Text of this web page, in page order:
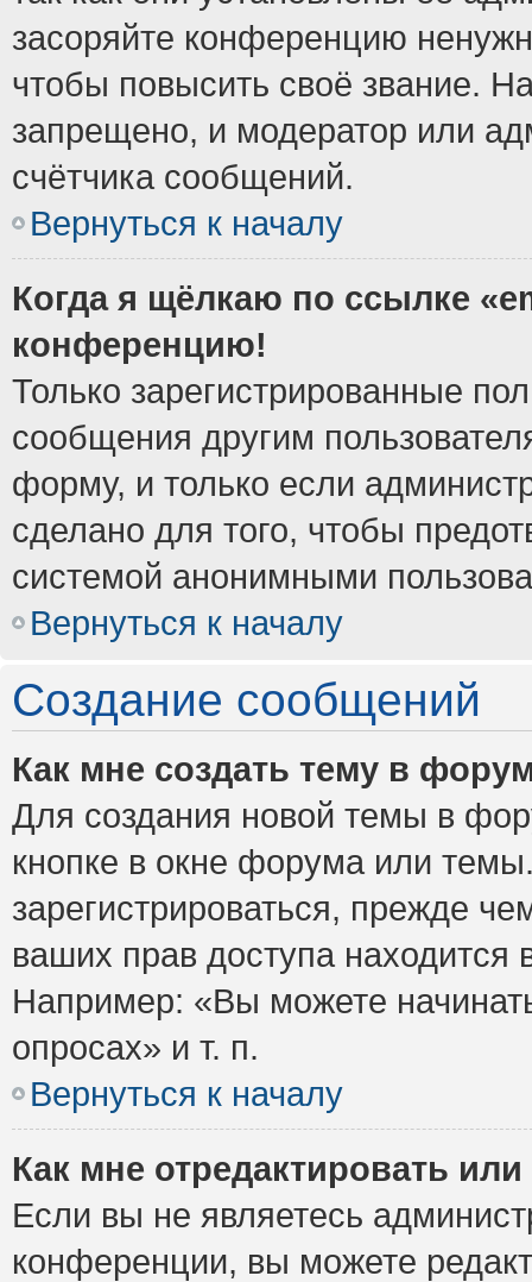
засоряйте конференцию
чтобы повысить своё звание.
запрещено, и модератор или
счётчика сообщений.
Вернуться к началу
Когда я щёлкаю по ссылке
конференцию!
Только зарегистрированные
сообщения другим
форму, и только если
сделано для того, чтобы
системой анонимными
Вернуться к началу
Создание сообщений
Как мне создать тему в
Для создания новой темы в
кнопке в окне форума или
зарегистрироваться, прежде
ваших прав доступа
Например: «Вы можете
опросах» и т. п.
Вернуться к началу
Как мне отредактировать
Если вы не являетесь
конференции, вы можете